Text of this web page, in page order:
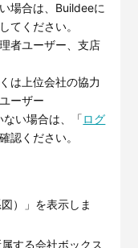
場合は、Buildeeに
てください。
者ユーザー、支店
は上位会社の協力
ーザー
い場合は、「ログ
認ください。
）」を表示しま
する会社ボックス